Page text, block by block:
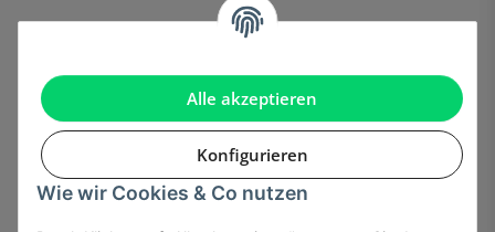
Alle akzeptieren
Konfigurieren
Wie wir Cookies & Co nutzen
Informationen
Gesetzliche Informationen